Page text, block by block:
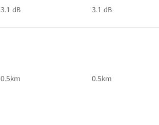
3.1 dB 3.1 dB
0.5km 0.5km